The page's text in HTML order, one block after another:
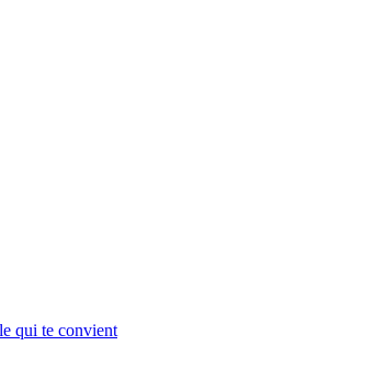
qui te convient